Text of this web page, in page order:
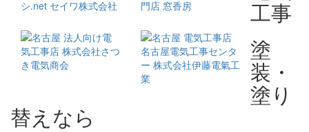
工事
塗
装・
塗り
替えなら